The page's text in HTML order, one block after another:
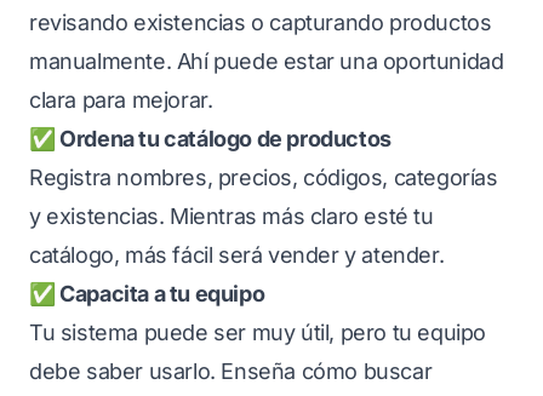
revisando existencias o capturando productos
manualmente. Ahí puede estar una oportunidad
clara para mejorar.
✅ Ordena tu catálogo de productos
Registra nombres, precios, códigos, categorías
y existencias. Mientras más claro esté tu
catálogo, más fácil será vender y atender.
✅ Capacita a tu equipo
Tu sistema puede ser muy útil, pero tu equipo
debe saber usarlo. Enseña cómo buscar